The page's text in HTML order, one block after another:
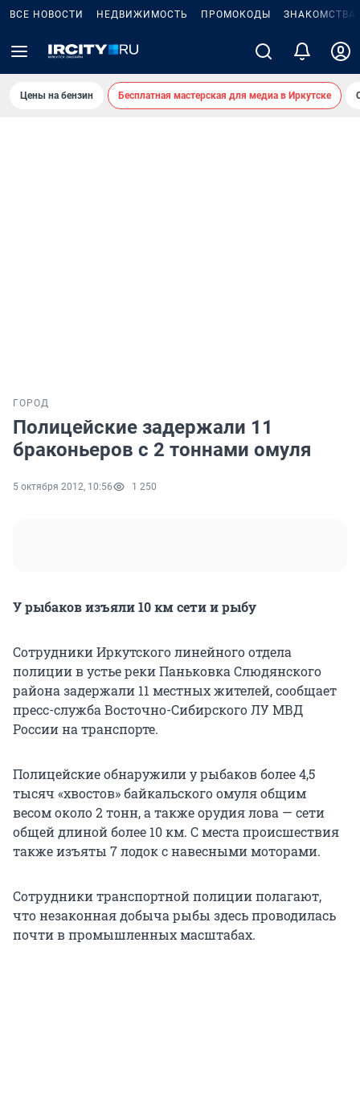
ВСЕ НОВОСТИ НЕДВИЖИМОСТЬ ПРОМОКОДЫ ЗНАКОМСТВА
Цены на бензин Бесплатная мастерская для медиа в Иркутске
ГОРОД
Полицейские задержали 11
браконьеров с 2 тоннами омуля
5 октября 2012, 10:56 1 250
У рыбаков изъяли 10 км сети и рыбу
Сотрудники Иркутского линейного отдела
полиции в устье реки Паньковка Слюдянского
района задержали 11 местных жителей, сообщает
пресс-служба Восточно-Сибирского ЛУ МВД
России на транспорте.
Полицейские обнаружили у рыбаков более 4,5
тысяч «хвостов» байкальского омуля общим
весом около 2 тонн, а также орудия лова — сети
общей длиной более 10 км. С места происшествия
также изъяты 7 лодок с навесными моторами.
Сотрудники транспортной полиции полагают,
что незаконная добыча рыбы здесь проводилась
почти в промышленных масштабах.